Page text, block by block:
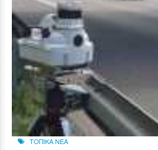
ΤΟΠΙΚΑ ΝΕΑ